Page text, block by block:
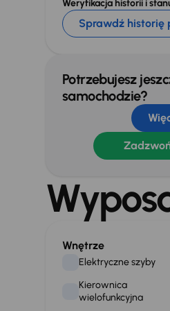
Weryfikacja historii i
Sprawdź historię
Potrzebujesz
samochodzie?
Wnętrze
Elektryczne szyby
Kierownica
wielofunkcyjna